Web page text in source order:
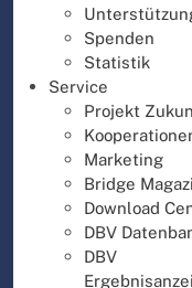
Spenden
Statistik
Service
Projekt
Marketing
Bridge
Download
DBV
DBV
Alle